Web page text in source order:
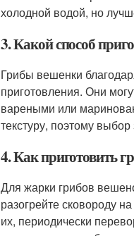
холодной водой, но
3. Какой способ
Грибы вешенки
приготовления. Они
вареными или
текстуру, поэтому
4. Как приготовить
Для жарки грибов
разогрейте сковороду
их, периодически